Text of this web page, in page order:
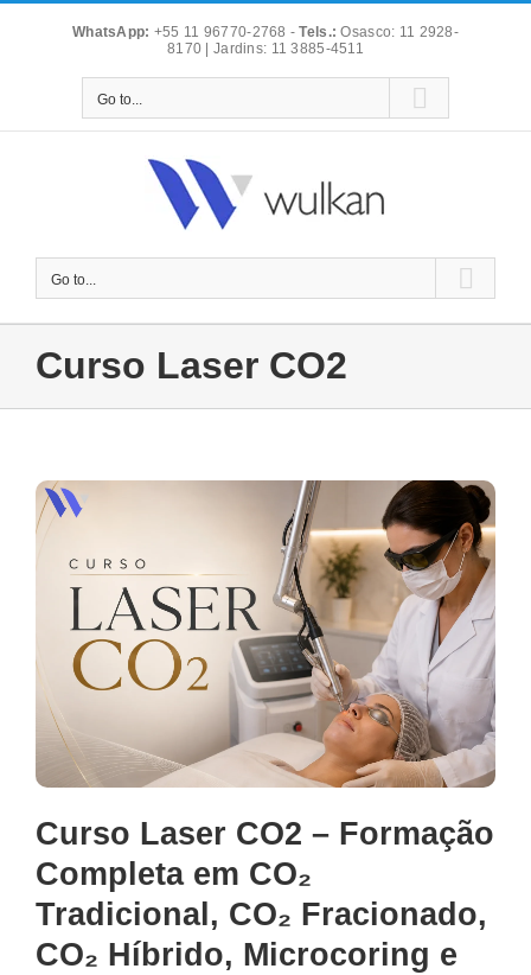
WhatsApp: +55 11 96770-2768 -Tels.: Osasco: 11 2928-
8170 | Jardins: 11 3885-4511
Go to...
Go to...
Curso Laser CO2
Curso Laser CO2 – Formação
Completa em CO₂
Tradicional, CO₂ Fracionado,
CO₂ Híbrido, Microcoring e